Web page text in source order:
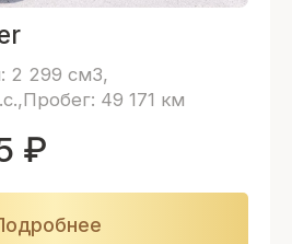
2 299 см3
Пробег: 49 171 км
₽